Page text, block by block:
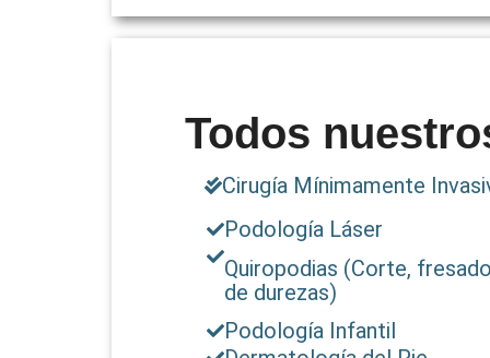
Todos
Cirugía Mínimamente
Podología Láser
Quiropodias (Corte,
de durezas)
Podología Infantil